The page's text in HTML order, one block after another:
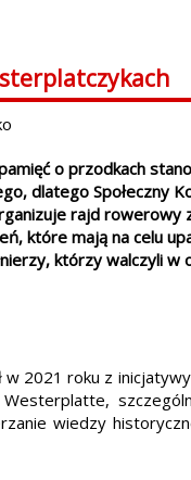
o przodkach
dlatego Społeczny
rajd rowerowy
które mają na celu
którzy walczyli
2021 roku z
wiedzy